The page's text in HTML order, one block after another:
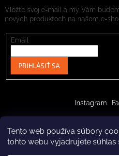
Tento web používa súbory
tohto webu vyjadrujete súhlas
Vložte svoj e-mail a my Vám
nových produktoch na našom e-
Email
PRIHLÁSIŤ SA
Instagram